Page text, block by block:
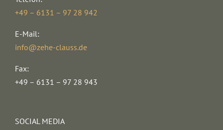
+49 – 6131 – 97 28 942
E-Mail:
info@zehe-clauss.de
Fax:
+49 – 6131 – 97 28 943
SOCIAL MEDIA